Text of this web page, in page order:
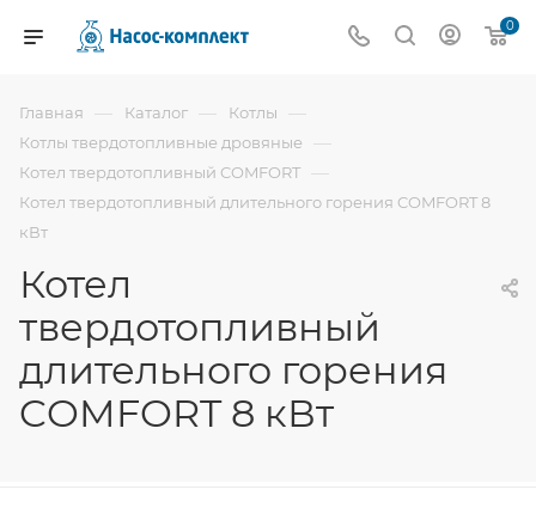
0
Главная — Каталог — Котлы —
Котлы твердотопливные дровяные —
Котел твердотопливный COMFORT —
Котел твердотопливный длительного горения COMFORT 8
кВт
Котел
твердотопливный
длительного горения
COMFORT 8 кВт